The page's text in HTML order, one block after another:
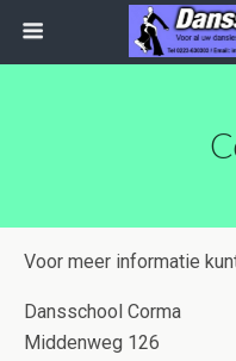
Voor meer informatie
Dansschool Corma
Middenweg 126